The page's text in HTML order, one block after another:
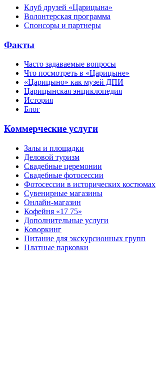
Клуб друзей «Царицына»
Волонтерская программа
Спонсоры и партнеры
Факты
Часто задаваемые вопросы
Что посмотреть в «Царицыне»
«Царицыно» как музей ДПИ
Царицынская энциклопедия
История
Блог
Коммерческие услуги
Залы и площадки
Деловой туризм
Свадебные церемонии
Свадебные фотосессии
Фотосессии в исторических костюмах
Сувенирные магазины
Онлайн-магазин
Кофейня «17 75»
Дополнительные услуги
Коворкинг
Питание для экскурсионных групп
Платные парковки